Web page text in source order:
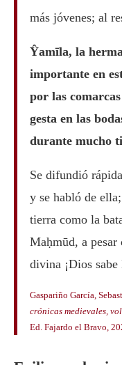
más jóvenes; al
Ŷamīla, la
importante en
por las
gesta en las
durante mucho
Se difundió
y se habló de
tierra como la
Maḥmūd, a pesar
divina ¡Dios
Gaspariño García,
crónicas medievales,
Ed. Fajardo el Bravo,